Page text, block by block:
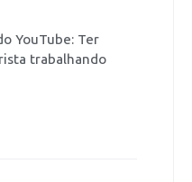
YouTube: Ter
trabalhando